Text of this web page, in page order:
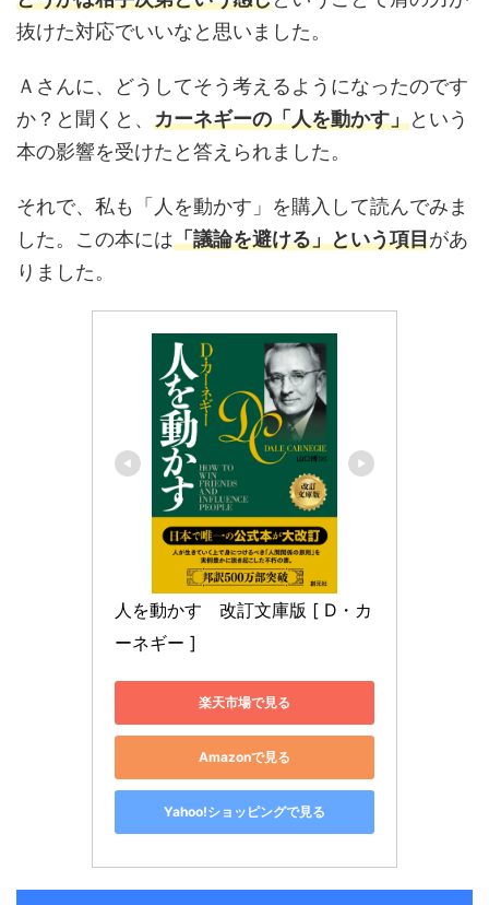
抜けた対応でいいなと思いました。
Ａさんに、どうしてそう考えるようになったのです
か？と聞くと、 カーネギーの「人を動かす」という
本の影響を受けたと答えられました。
それで、私も「人を動かす」を購入して読んでみま
した。この本には「議論を避ける」という項目があ
りました。
人を動かす　改訂文庫版 [ D・カ
ーネギー ]
楽天市場で見る
Amazonで見る
Yahoo!ショッピングで見る